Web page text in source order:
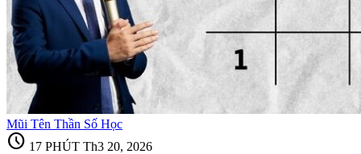
Mũi Tên Thần Số Học
schedule 17 PHÚT Th3 20, 2026